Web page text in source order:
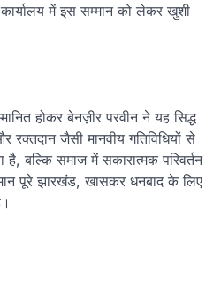
में इस सम्मान को लेकर खुशी
होकर बेनज़ीर परवीन ने यह सिद्ध
रक्तदान जैसी मानवीय गतिविधियों से
बल्कि समाज में सकारात्मक परिवर्तन
पूरे झारखंड, खासकर धनबाद के लिए